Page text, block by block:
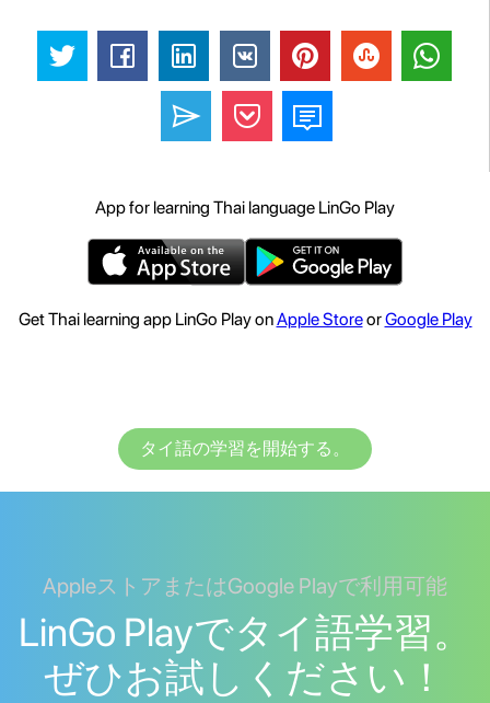
App for learning Thai language LinGo Play
Get Thai learning app LinGo Play onApple StoreorGoogle Play
タイ語の学習を開始する。
AppleストアまたはGoogle Playで利用可能
LinGo Playでタイ語学習。
ぜひお試しください！